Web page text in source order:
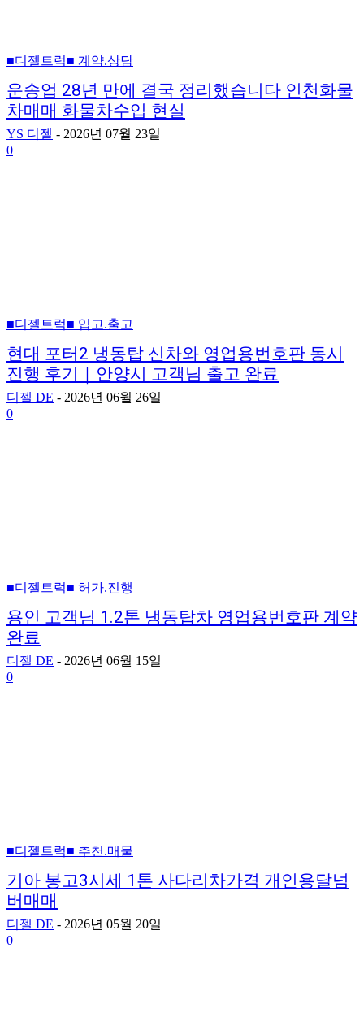
■디젤트럭■ 계약.상담
운송업 28년 만에 결국 정리했습니다 인천화물
차매매 화물차수입 현실
YS 디젤 - 2026년 07월 23일
0
■디젤트럭■ 입고.출고
현대 포터2 냉동탑 신차와 영업용번호판 동시
진행 후기｜안양시 고객님 출고 완료
디젤 DE - 2026년 06월 26일
0
■디젤트럭■ 허가.진행
용인 고객님 1.2톤 냉동탑차 영업용번호판 계약
완료
디젤 DE - 2026년 06월 15일
0
■디젤트럭■ 추천.매물
기아 봉고3시세 1톤 사다리차가격 개인용달넘
버매매
디젤 DE - 2026년 05월 20일
0